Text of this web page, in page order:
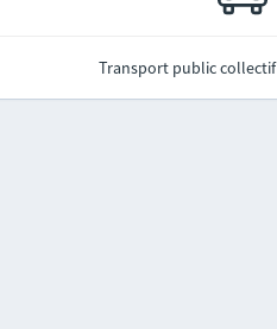
Transport public collectif